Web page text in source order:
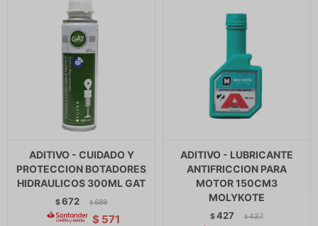
ADITIVO - CUIDADO Y
PROTECCION BOTADORES
HIDRAULICOS 300ML GAT
$672 $ 689
$ 571
ADITIVO - LUBRICANTE
ANTIFRICCION PARA
MOTOR 150CM3
MOLYKOTE
$427 $ 437